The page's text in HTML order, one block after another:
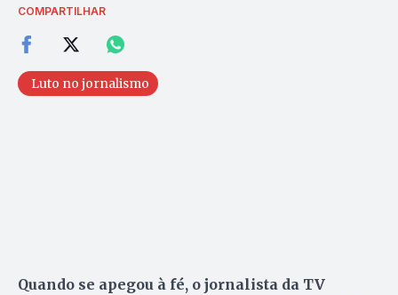
COMPARTILHAR
Luto no jornalismo
Quando se apegou à fé, o jornalista da TV